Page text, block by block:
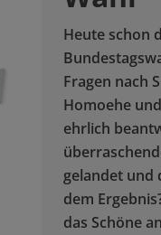
Heute schon
Fragen nach
Homoehe
ehrlich
gelandet und
dem
das Schöne